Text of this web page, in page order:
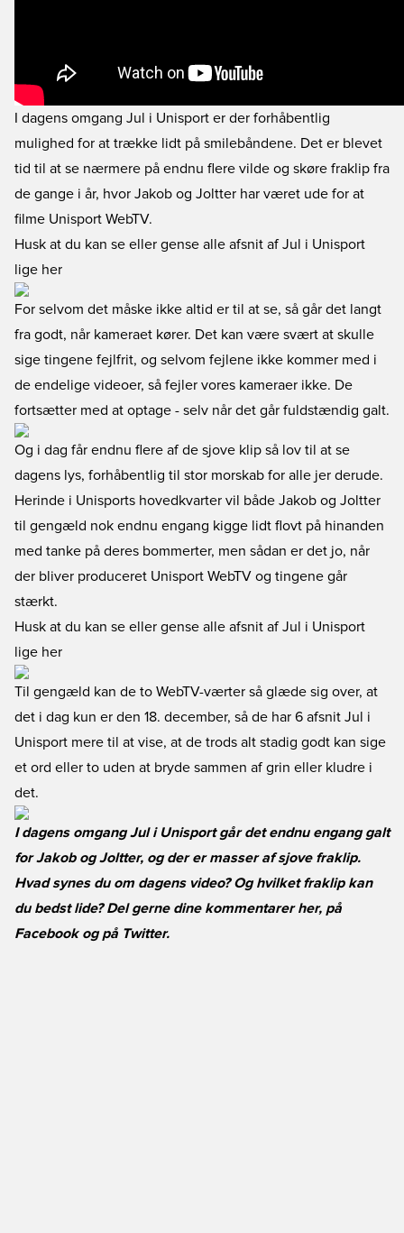
I dagens omgang Jul i Unisport er der forhåbentlig
mulighed for at trække lidt på smilebåndene. Det er blevet
tid til at se nærmere på endnu flere vilde og skøre fraklip fra
de gange i år, hvor Jakob og Joltter har været ude for at
filme Unisport WebTV.
Husk at du kan se eller gense alle afsnit af Jul i Unisport
lige her
For selvom det måske ikke altid er til at se, så går det langt
fra godt, når kameraet kører. Det kan være svært at skulle
sige tingene fejlfrit, og selvom fejlene ikke kommer med i
de endelige videoer, så fejler vores kameraer ikke. De
fortsætter med at optage - selv når det går fuldstændig galt.
Og i dag får endnu flere af de sjove klip så lov til at se
dagens lys, forhåbentlig til stor morskab for alle jer derude.
Herinde i Unisports hovedkvarter vil både Jakob og Joltter
til gengæld nok endnu engang kigge lidt flovt på hinanden
med tanke på deres bommerter, men sådan er det jo, når
der bliver produceret Unisport WebTV og tingene går
stærkt.
Husk at du kan se eller gense alle afsnit af Jul i Unisport
lige her
Til gengæld kan de to WebTV-værter så glæde sig over, at
det i dag kun er den 18. december, så de har 6 afsnit Jul i
Unisport mere til at vise, at de trods alt stadig godt kan sige
et ord eller to uden at bryde sammen af grin eller kludre i
det.
I dagens omgang Jul i Unisport går det endnu engang galt
for Jakob og Joltter, og der er masser af sjove fraklip.
Hvad synes du om dagens video? Og hvilket fraklip kan
du bedst lide? Del gerne dine kommentarer her, på
Facebookog på Twitter.